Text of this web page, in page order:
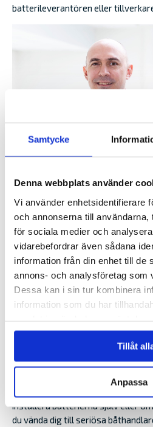
Samtycke
Denna webbplats använder
Vi använder enhetsidentifierare
och annonserna till användarna,
för sociala medier och
vidarebefordrar även sådana
information från din enhet till de
annons- och analysföretag som
Dessa kan i sin tur kombinera
information som du har
Tillåt
Anpassa
batterileverantören eller
Martti Simojoki leder det
Alandia.
En ny båt som drivs av elmotor
elsystem som är anpassat för
som hanterar de olika behoven
Batterier för drift finns i flera olika
är alltid en fördel för att
tekniska frågor, säger Martti
installera batterierna själv eller
du vända dig till seriösa